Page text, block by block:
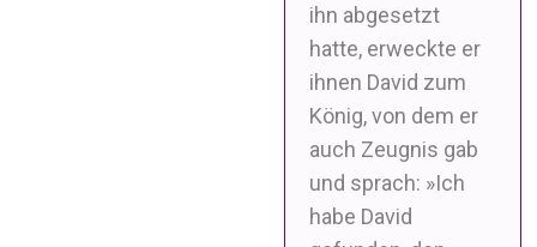
ihn abgesetzt
hatte, erweckte er
ihnen David zum
König, von dem er
auch Zeugnis gab
und sprach: »Ich
habe David